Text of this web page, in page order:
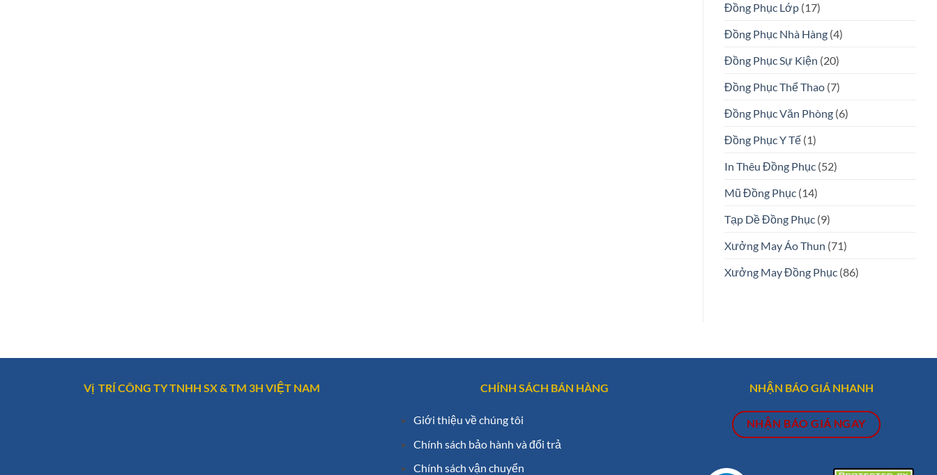
Đồng Phục Lớp (17)
Đồng Phục Nhà Hàng (4)
Đồng Phục Sự Kiện (20)
Đồng Phục Thể Thao (7)
Đồng Phục Văn Phòng (6)
Đồng Phục Y Tế (1)
In Thêu Đồng Phục (52)
Mũ Đồng Phục (14)
Tạp Dề Đồng Phục (9)
Xưởng May Áo Thun (71)
Xưởng May Đồng Phục (86)
Vị TRÍ CÔNG TY TNHH SX & TM 3H VIỆT NAM CHÍNH SÁCH BÁN HÀNG
Giới thiệu về chúng tôi
Chính sách bảo hành và đổi trả
Chính sách vận chuyển
NHẬN BÁO GIÁ NHANH
NHẬN BÁO GIÁ NGAY